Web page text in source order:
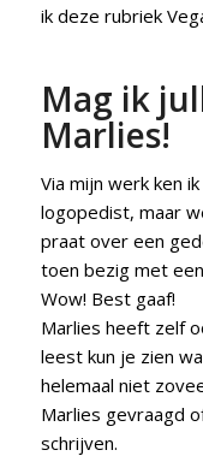
ik deze rubriek
Mag ik
Marlies!
Via mijn werk ken
logopedist, maar
praat over een
toen bezig met
Wow! Best gaaf!
Marlies heeft zelf
leest kun je zien
helemaal niet
Marlies gevraagd
schrijven.